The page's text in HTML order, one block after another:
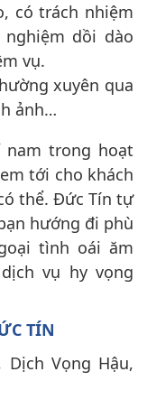
có trách nhiệm
dồi dào
vụ.
xuyên qua
ảnh…
trong hoạt
tới cho khách
thể. Đức Tín tự
hướng đi phù
tình oái ăm
vụ hy vọng
TÍN
Dịch Vọng Hậu,